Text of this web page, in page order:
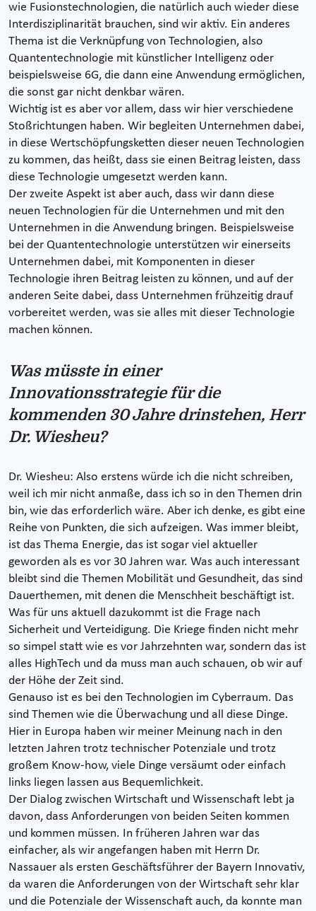
wie Fusionstechnologien, die natürlich auch wieder diese
Interdisziplinarität brauchen, sind wir aktiv. Ein anderes
Thema ist die Verknüpfung von Technologien, also
Quantentechnologie mit künstlicher Intelligenz oder
beispielsweise 6G, die dann eine Anwendung ermöglichen,
die sonst gar nicht denkbar wären.
Wichtig ist es aber vor allem, dass wir hier verschiedene
Stoßrichtungen haben. Wir begleiten Unternehmen dabei,
in diese Wertschöpfungsketten dieser neuen Technologien
zu kommen, das heißt, dass sie einen Beitrag leisten, dass
diese Technologie umgesetzt werden kann.
Der zweite Aspekt ist aber auch, dass wir dann diese
neuen Technologien für die Unternehmen und mit den
Unternehmen in die Anwendung bringen. Beispielsweise
bei der Quantentechnologie unterstützen wir einerseits
Unternehmen dabei, mit Komponenten in dieser
Technologie ihren Beitrag leisten zu können, und auf der
anderen Seite dabei, dass Unternehmen frühzeitig drauf
vorbereitet werden, was sie alles mit dieser Technologie
machen können.
Was müsste in einer
Innovationsstrategie für die
kommenden 30 Jahre drinstehen, Herr
Dr. Wiesheu?
Dr. Wiesheu: Also erstens würde ich die nicht schreiben,
weil ich mir nicht anmaße, dass ich so in den Themen drin
bin, wie das erforderlich wäre. Aber ich denke, es gibt eine
Reihe von Punkten, die sich aufzeigen. Was immer bleibt,
ist das Thema Energie, das ist sogar viel aktueller
geworden als es vor 30 Jahren war. Was auch interessant
bleibt sind die Themen Mobilität und Gesundheit, das sind
Dauerthemen, mit denen die Menschheit beschäftigt ist.
Was für uns aktuell dazukommt ist die Frage nach
Sicherheit und Verteidigung. Die Kriege finden nicht mehr
so simpel statt wie es vor Jahrzehnten war, sondern das ist
alles HighTech und da muss man auch schauen, ob wir auf
der Höhe der Zeit sind.
Genauso ist es bei den Technologien im Cyberraum. Das
sind Themen wie die Überwachung und all diese Dinge.
Hier in Europa haben wir meiner Meinung nach in den
letzten Jahren trotz technischer Potenziale und trotz
großem Know-how, viele Dinge versäumt oder einfach
links liegen lassen aus Bequemlichkeit.
Der Dialog zwischen Wirtschaft und Wissenschaft lebt ja
davon, dass Anforderungen von beiden Seiten kommen
und kommen müssen. In früheren Jahren war das
einfacher, als wir angefangen haben mit Herrn Dr.
Nassauer als ersten Geschäftsführer der Bayern Innovativ,
da waren die Anforderungen von der Wirtschaft sehr klar
und die Potenziale der Wissenschaft auch, da konnte man